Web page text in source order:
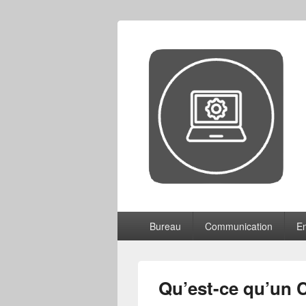
CCF
principalBureau Communication
Qu’est-ce qu’un